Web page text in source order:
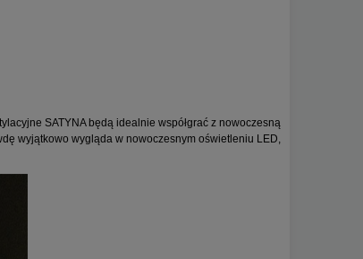
SATYNA będą idealnie współgrać z nowoczesną
wyjątkowo wygląda w nowoczesnym oświetleniu LED,